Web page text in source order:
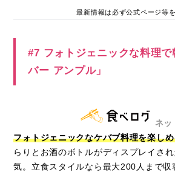
最新情報は必ず公式ページ等
#7 フォトジェニックな料理
バー アンプル」
ネッ
フォトジェニックなケバブ料理を楽し
らりとお酒のボトルがディスプレイさ
気。立食スタイルなら最大200人まで収